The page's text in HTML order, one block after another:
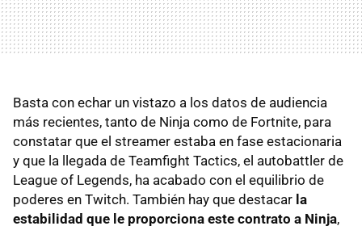
Basta con echar un vistazo a los datos de audiencia
más recientes, tanto de Ninja como de Fortnite, para
constatar que el streamer estaba en fase estacionaria
y que la llegada de Teamfight Tactics, el autobattler de
League of Legends, ha acabado con el equilibrio de
poderes en Twitch. También hay que destacar la
estabilidad que le proporciona este contrato a Ninja,